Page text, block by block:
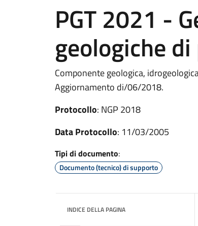
PGT 2021 -
geologiche
Componente geologica,
Aggiornamento di/06/2018.
Protocollo: NGP 2018
Data Protocollo: 11/03/2005
Tipi di documento:
Documento (tecnico) di supporto
INDICE DELLA PAGINA